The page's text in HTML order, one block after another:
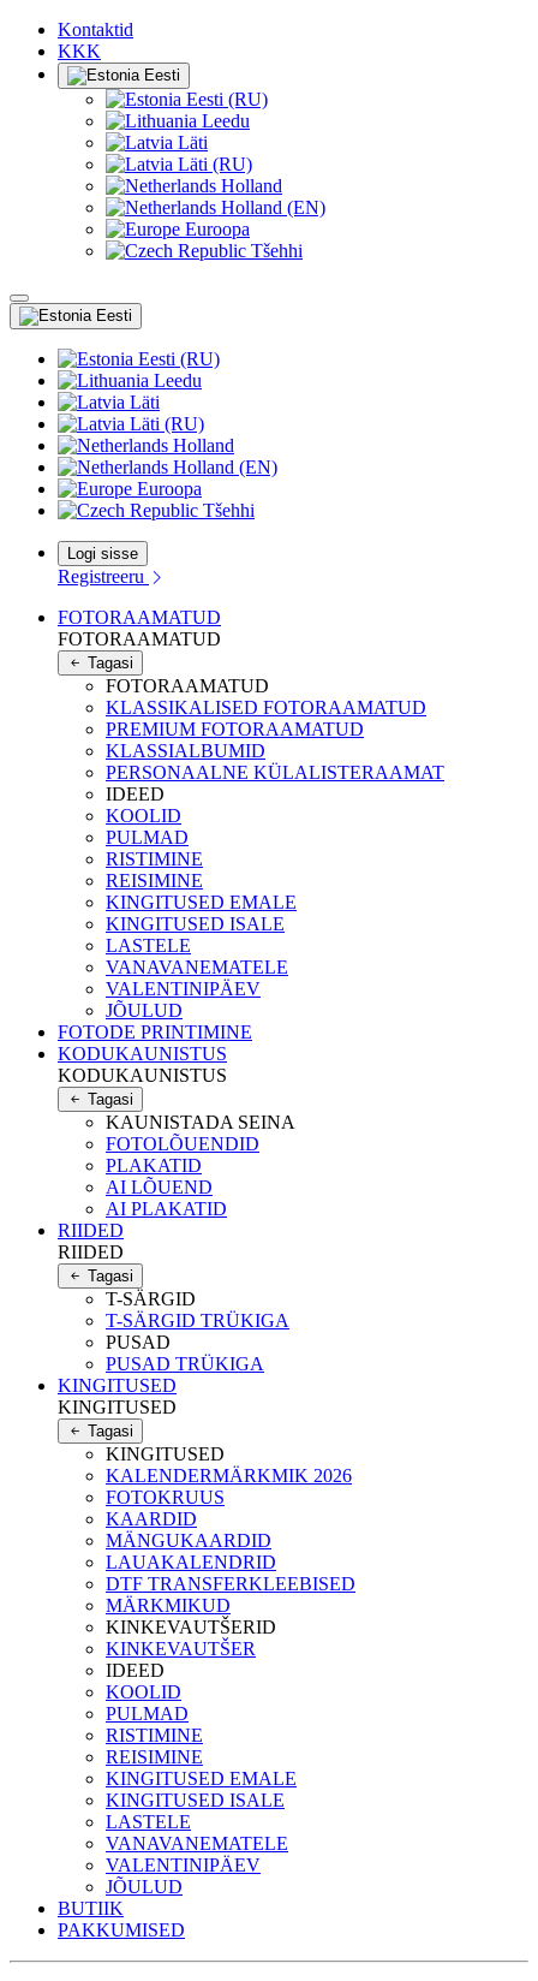
Kontaktid
KKK
Eesti
Eesti (RU)
Leedu
Läti
Läti (RU)
Holland
Holland (EN)
Euroopa
Tšehhi
Eesti
Eesti (RU)
Leedu
Läti
Läti (RU)
Holland
Holland (EN)
Euroopa
Tšehhi
Logi sisse
Registreeru
FOTORAAMATUD
FOTORAAMATUD
Tagasi
FOTORAAMATUD
KLASSIKALISED FOTORAAMATUD
PREMIUM FOTORAAMATUD
KLASSIALBUMID
PERSONAALNE KÜLALISTERAAMAT
IDEED
KOOLID
PULMAD
RISTIMINE
REISIMINE
KINGITUSED EMALE
KINGITUSED ISALE
LASTELE
VANAVANEMATELE
VALENTINIPÄEV
JÕULUD
FOTODE PRINTIMINE
KODUKAUNISTUS
KODUKAUNISTUS
Tagasi
KAUNISTADA SEINA
FOTOLÕUENDID
PLAKATID
AI LÕUEND
AI PLAKATID
RIIDED
RIIDED
Tagasi
T-SÄRGID
T-SÄRGID TRÜKIGA
PUSAD
PUSAD TRÜKIGA
KINGITUSED
KINGITUSED
Tagasi
KINGITUSED
KALENDERMÄRKMIK 2026
FOTOKRUUS
KAARDID
MÄNGUKAARDID
LAUAKALENDRID
DTF TRANSFERKLEEBISED
MÄRKMIKUD
KINKEVAUTŠERID
KINKEVAUTŠER
IDEED
KOOLID
PULMAD
RISTIMINE
REISIMINE
KINGITUSED EMALE
KINGITUSED ISALE
LASTELE
VANAVANEMATELE
VALENTINIPÄEV
JÕULUD
BUTIIK
PAKKUMISED